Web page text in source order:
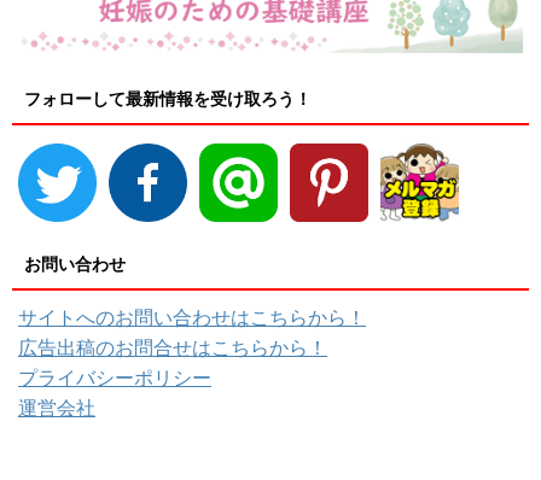
フォローして最新情報を受け取ろう！
お問い合わせ
サイトへのお問い合わせはこちらから！
広告出稿のお問合せはこちらから！
プライバシーポリシー
運営会社